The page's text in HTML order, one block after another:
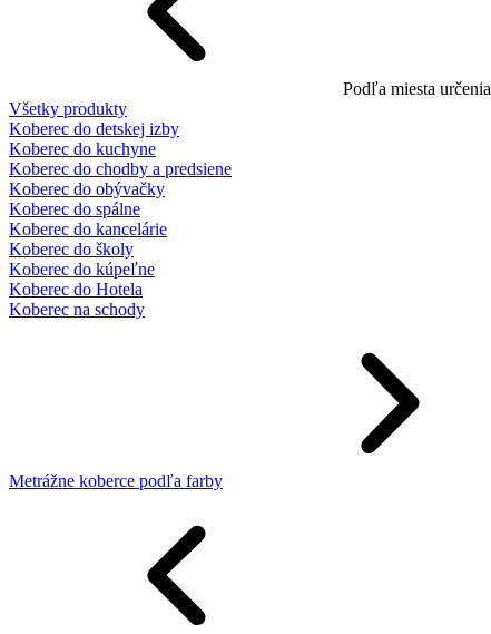
Podľa miesta určenia
Všetky produkty
Koberec do detskej izby
Koberec do kuchyne
Koberec do chodby a predsiene
Koberec do obývačky
Koberec do spálne
Koberec do kancelárie
Koberec do školy
Koberec do kúpeľne
Koberec do Hotela
Koberec na schody
Metrážne koberce podľa farby